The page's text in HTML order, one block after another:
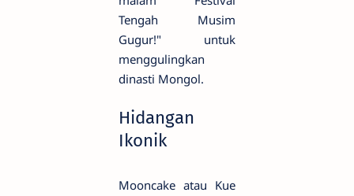
Tengah Musim
Gugur!" untuk
menggulingkan
dinasti Mongol.
Hidangan
Ikonik
Mooncake atau Kue